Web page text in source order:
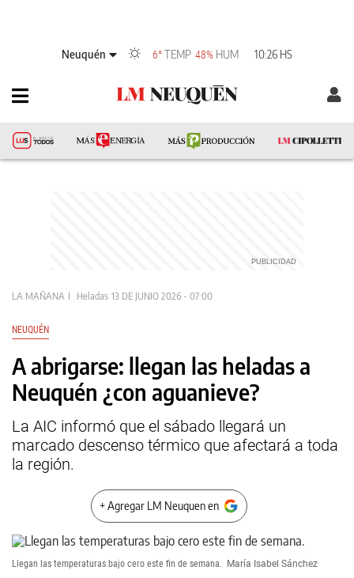
Neuquén 6°TEMP 48% HUM 10:26 HS
LA MAÑANA Heladas 13 DE JUNIO 2026 - 07:00
NEUQUÉN
A abrigarse: llegan las heladas a
Neuquén ¿con aguanieve?
La AIC informó que el sábado llegará un
marcado descenso térmico que afectará a toda
la región.
+ Agregar LM Neuquen en
Llegan las temperaturas bajo cero este fin de semana. María Isabel Sánchez